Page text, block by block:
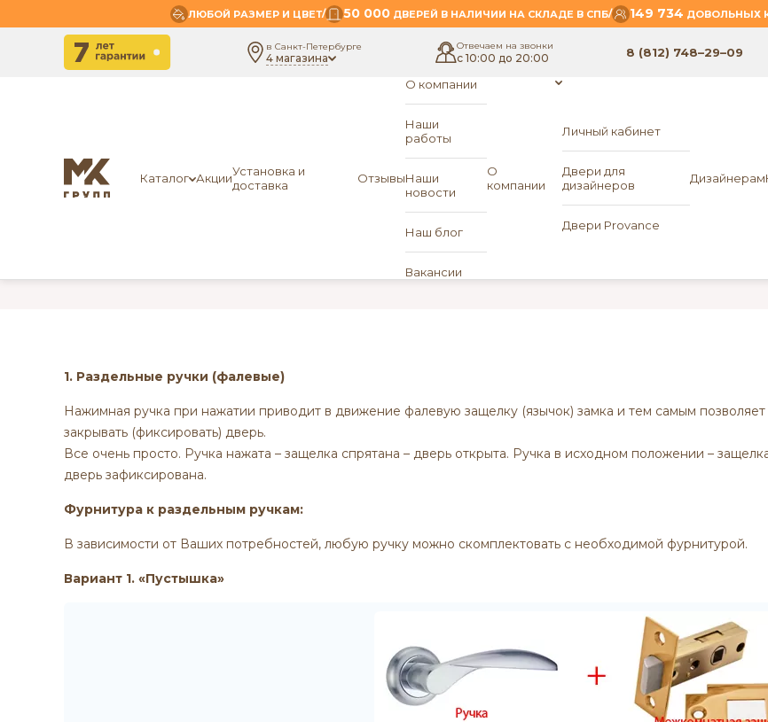
ЛЮБОЙ РАЗМЕР И ЦВЕТ/ 50 000ДВЕРЕЙ В НАЛИЧИИ НА СКЛАДЕ В СПБ/ 149 734 ДОВОЛЬНЫХ
в Санкт-Петербурге
4 магазина
Отвечаем на звонки
с 10:00 до 20:00 8 (812) 748–29–09
Каталог АкцииУстановка и
доставка
Отзывы
О
компании
О компании
Наши
работы
Наши
новости
Наш блог
Вакансии
Дизайнерам
Личный кабинет
Двери для
дизайнеров
Двери Provance
Главная Фурнитура для межкомнатных дверей: ручки, замки.
ФУРНИТУРА ДЛЯ МЕЖКОМНАТНЫХ ДВЕРЕЙ: РУЧКИ,
1. Раздельные ручки (фалевые)
Нажимная ручка при нажатии приводит в движение фалевую защелку (язычок) замка и тем самым позволяет
закрывать (фиксировать) дверь.
Все очень просто. Ручка нажата – защелка спрятана – дверь открыта. Ручка в исходном положении –
дверь зафиксирована.
Фурнитура к раздельным ручкам:
В зависимости от Ваших потребностей, любую ручку можно скомплектовать с необходимой фурнитурой.
Вариант 1. «Пустышка»